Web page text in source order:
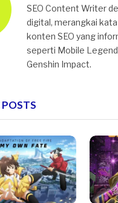
SEO Content Writer
digital, merangkai
konten SEO yang
seperti Mobile
Genshin Impact.
POSTS